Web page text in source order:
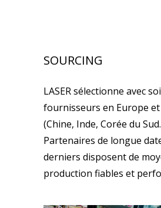
SOURCING
LASER sélectionne avec
fournisseurs en Europe et
(Chine, Inde, Corée du
Partenaires de longue
derniers disposent de
production fiables et